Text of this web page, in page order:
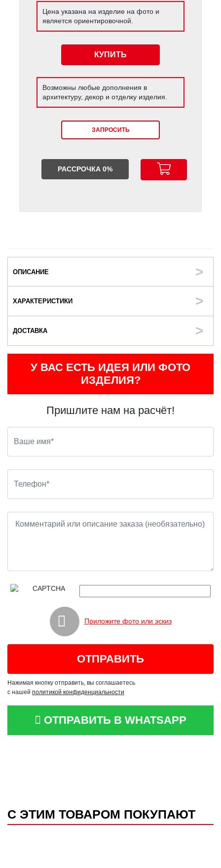
Цена указана на изделие на фото и
является ориентировочной.
КУПИТЬ
Возможны любые дополнения в
архитектуру, декор и отделку изделия.
ЗАПРОСИТЬ
РАССРОЧКА 0%
ОПИСАНИЕ
ХАРАКТЕРИСТИКИ
ДОСТАВКА
У ВАС ЕСТЬ ИДЕЯ ИЛИ ФОТО
ИЗДЕЛИЯ?
Пришлите нам на расчёт!
Приложите фото или эскиз
Нажимая кнопку отправить, вы соглашаетесь
с нашей политикой конфиденциальности
ОТПРАВИТЬ В WHATSAPP
С ЭТИМ ТОВАРОМ ПОКУПАЮТ